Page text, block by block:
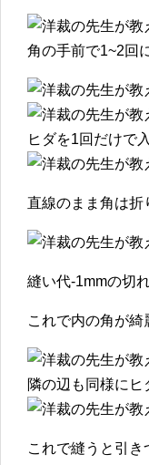
角の手前で1~2回
ヒダを1回だけで
直線のまま角は折
縫い代-1mmの切
これで内の角が綺
隣の辺も同様にヒ
これで縫うと引